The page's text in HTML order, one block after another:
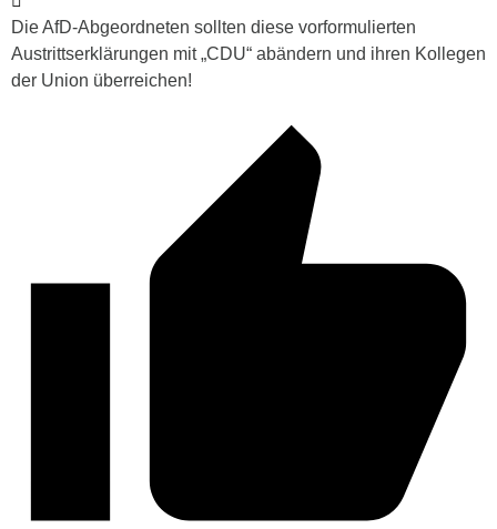
Die AfD-Abgeordneten sollten diese vorformulierten
Austrittserklärungen mit „CDU“ abändern und ihren Kollegen
der Union überreichen!